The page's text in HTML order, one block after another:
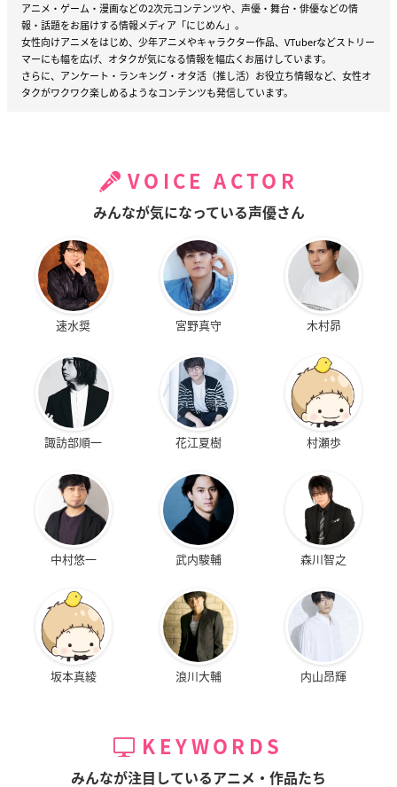
アニメ・ゲーム・漫画などの2次元コンテンツや、声優・舞台・俳優などの情
報・話題をお届けする情報メディア「にじめん」。
女性向けアニメをはじめ、少年アニメやキャラクター作品、VTuberなどストリー
マーにも幅を広げ、オタクが気になる情報を幅広くお届けしています。
さらに、アンケート・ランキング・オタ活（推し活）お役立ち情報など、女性オ
タクがワクワク楽しめるようなコンテンツも発信しています。
VOICE ACTOR
みんなが気になっている声優さん
速水奨 宮野真守 木村昴
諏訪部順一 花江夏樹 村瀬歩
中村悠一 武内駿輔 森川智之
坂本真綾 浪川大輔 内山昂輝
KEYWORDS
みんなが注目しているアニメ・作品たち